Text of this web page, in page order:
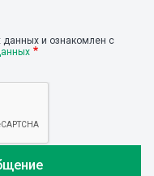
данных и ознакомлен с